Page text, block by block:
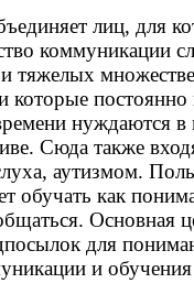
лиц, для
коммуникации
тяжелых
которые постоянно
нуждаются
Сюда также
аутизмом.
обучать как
Основная
для
и обучения